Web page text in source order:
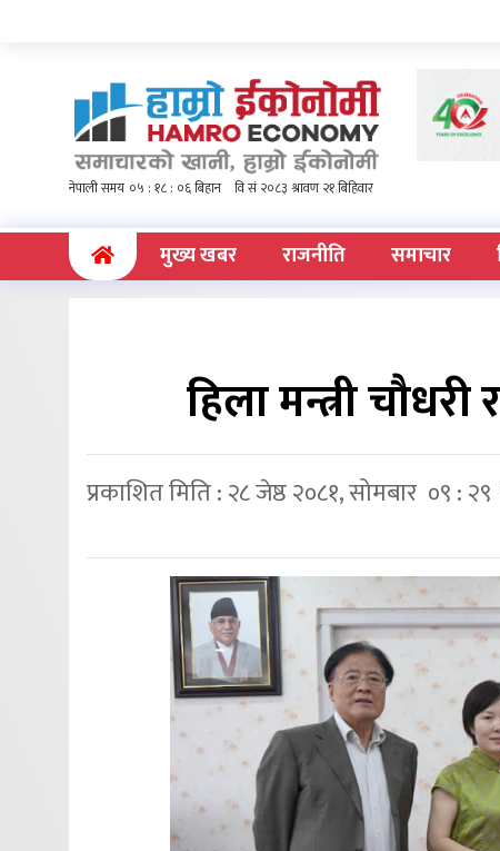
(current)मुख्य खबर राजनीति समाचार
हिला मन्त्री
प्रकाशित मिति : २८ जेष्ठ २०८१, सोमबार ०९ :